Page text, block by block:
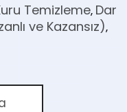
APARATLI,
KOL
Temizleme, Dar
ve Kazansız),